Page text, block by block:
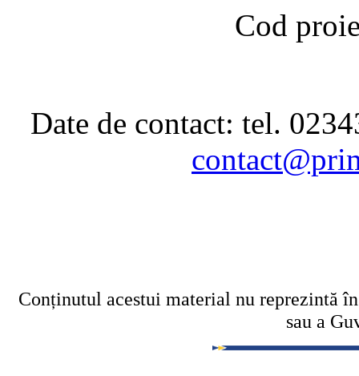
Cod
Date de contact: tel.
Conținutul acestui material nu reprezintă
sau a